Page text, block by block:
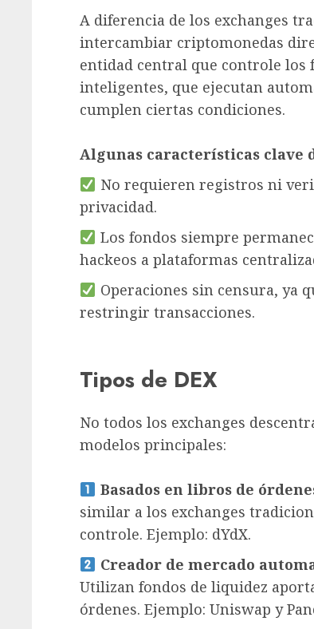
A diferencia de los exchanges
intercambiar criptomonedas
entidad central que controle los
inteligentes, que ejecutan
cumplen ciertas condiciones.
Algunas características clave
No requieren registros ni
privacidad.
Los fondos siempre
hackeos a plataformas
Operaciones sin censura, ya
restringir transacciones.
Tipos de DEX
No todos los exchanges
modelos principales:
Basados en libros de
similar a los exchanges
controle. Ejemplo: dYdX.
Creador de mercado
Utilizan fondos de liquidez
órdenes. Ejemplo: Uniswap y